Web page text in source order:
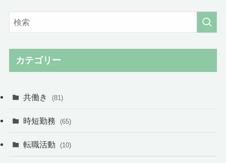
カテゴリー
共働き (81)
時短勤務 (65)
転職活動 (10)